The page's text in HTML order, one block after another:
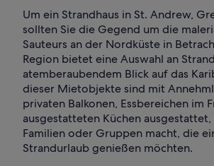
Um ein Strandhaus in St. Andrew,
sollten Sie die Gegend um die
Sauteurs an der Nordküste in
Region bietet eine Auswahl an
atemberaubendem Blick auf das
dieser Mietobjekte sind mit
privaten Balkonen, Essbereichen im
ausgestatteten Küchen
Familien oder Gruppen macht, die
Strandurlaub genießen möchten.